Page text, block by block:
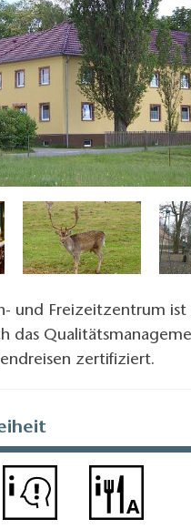
und Freizeitzentrum ist
das
zertifiziert.